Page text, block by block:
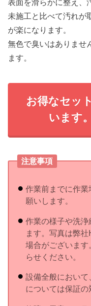
表面を滑らかに整え、
未施工と比べて汚れが
が楽になります。
無色で臭いはありませ
ます。
お得なセッ
います
注意事項
作業前までに作
願いします。
作業の様子や洗
ます。写真は弊
場合がございま
らせください。
設備全般におい
については保証の